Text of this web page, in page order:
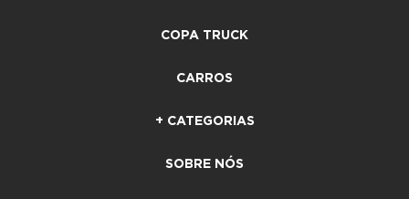
COPA TRUCK
CARROS
+ CATEGORIAS
SOBRE NÓS